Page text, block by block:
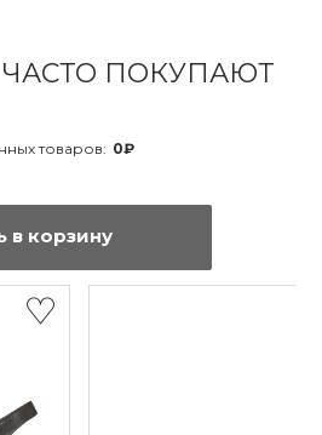
ПОКУПАЮТ
товаров: 0₽
в корзину